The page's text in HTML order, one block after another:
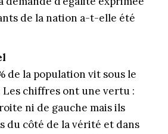
de la nation a-t-elle été
de la population vit sous le
chiffres ont une vertu :
ni de gauche mais ils
du côté de la vérité et dans